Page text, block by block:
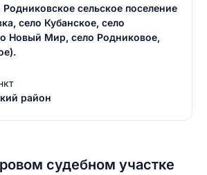
сельское поселение
село Кубанское, село
Новый Мир, село Родниковое,
район
судебном участке